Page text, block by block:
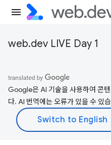
web.dev LIVE Day 1
Google은 AI 기술을 사용하여 콘
다. AI 번역에는 오류가 있을 수 있